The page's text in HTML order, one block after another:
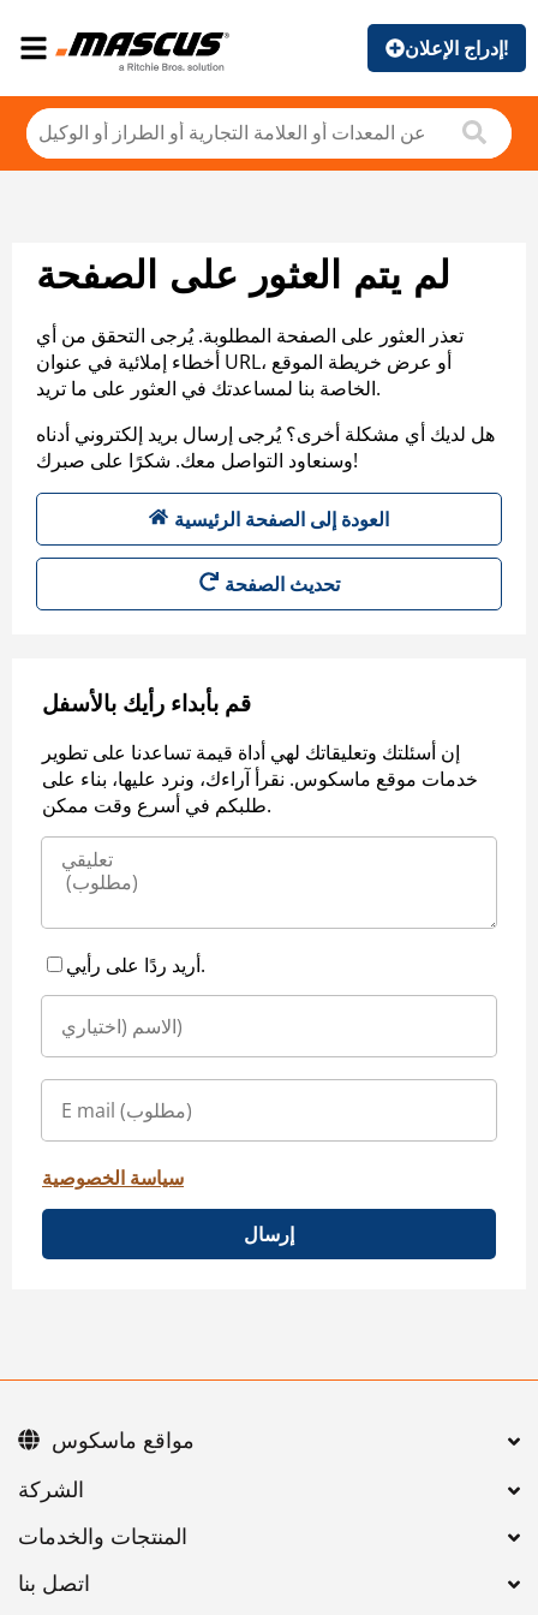
إدراج الإعلان!
لم يتم العثور على الصفحة
تعذر العثور على الصفحة المطلوبة. يُرجى التحقق من أي
أخطاء إملائية في عنوان URL، أو عرض خريطة الموقع
الخاصة بنا لمساعدتك في العثور على ما تريد.
هل لديك أي مشكلة أخرى؟ يُرجى إرسال بريد إلكتروني أدناه
وسنعاود التواصل معك. شكرًا على صبرك!
العودة إلى الصفحة الرئيسية
تحديث الصفحة
قم بأبداء رأيك بالأسفل
إن أسئلتك وتعليقاتك لهي أداة قيمة تساعدنا على تطوير
خدمات موقع ماسكوس. نقرأ آراءك، ونرد عليها، بناء على
طلبكم في أسرع وقت ممكن.
أريد ردًا على رأيي.
سياسة الخصوصية
إرسال
اتصل بنا
مواقع ماسكوس